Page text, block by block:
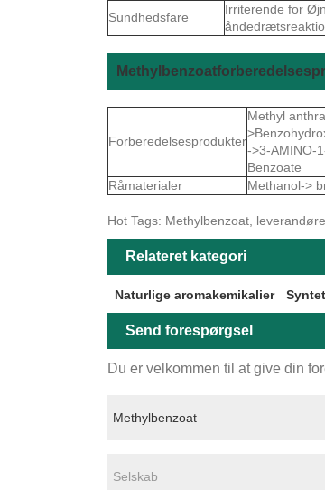
Sundhedsfare
Irriterende for
Forberedelsesprodukter
Methyl
->3-AMINO-
Benzoate
Råmaterialer
Methanol->
Hot Tags: Methylbenzoat,
Relateret kategori
Naturlige aromakemikalier
Send forespørgsel
Du er velkommen til at give din